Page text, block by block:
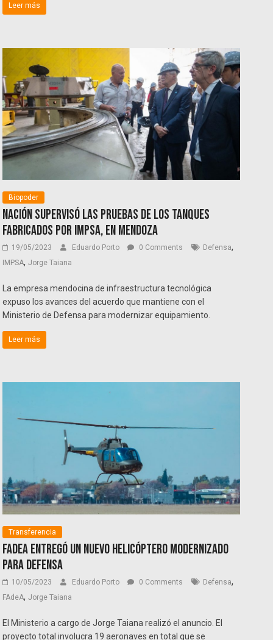
Leer más
Biopoder
Nación supervisó las pruebas de los tanques
fabricados por IMPSA, en Mendoza
19/05/2023 Eduardo Porto 0 Comments Defensa,
IMPSA,Jorge Taiana
La empresa mendocina de infraestructura tecnológica
expuso los avances del acuerdo que mantiene con el
Ministerio de Defensa para modernizar equipamiento.
Leer más
Transferencia
FAdeA entregó un nuevo helicóptero modernizado
para Defensa
10/05/2023 Eduardo Porto 0 Comments Defensa,
FAdeA,Jorge Taiana
El Ministerio a cargo de Jorge Taiana realizó el anuncio. El
proyecto total involucra 19 aeronaves en total que se